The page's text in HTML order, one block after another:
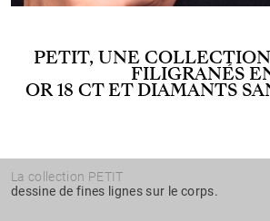
PETIT, UNE
FILIGRANÉS
OR 18 CT ET DIAMANTS
La collection PETIT
dessine de fines lignes sur le corps.